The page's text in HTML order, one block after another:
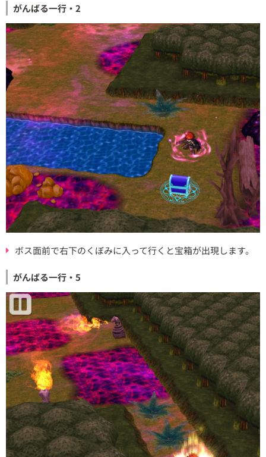
がんばる一行・2
ボス面前で右下のくぼみに入って行くと宝箱が出現します。
がんばる一行・5